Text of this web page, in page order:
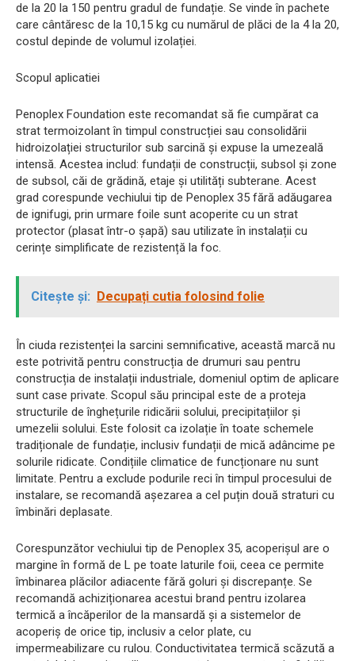
de la 20 la 150 pentru gradul de fundație. Se vinde în pachete
care cântăresc de la 10,15 kg cu numărul de plăci de la 4 la 20,
costul depinde de volumul izolației.
Scopul aplicatiei
Penoplex Foundation este recomandat să fie cumpărat ca
strat termoizolant în timpul construcției sau consolidării
hidroizolației structurilor sub sarcină și expuse la umezeală
intensă. Acestea includ: fundații de construcții, subsol și zone
de subsol, căi de grădină, etaje și utilități subterane. Acest
grad corespunde vechiului tip de Penoplex 35 fără adăugarea
de ignifugi, prin urmare foile sunt acoperite cu un strat
protector (plasat într-o șapă) sau utilizate în instalații cu
cerințe simplificate de rezistență la foc.
Citește și: Decupați cutia folosind folie
În ciuda rezistenței la sarcini semnificative, această marcă nu
este potrivită pentru construcția de drumuri sau pentru
construcția de instalații industriale, domeniul optim de aplicare
sunt case private. Scopul său principal este de a proteja
structurile de înghețurile ridicării solului, precipitațiilor și
umezelii solului. Este folosit ca izolație în toate schemele
tradiționale de fundație, inclusiv fundații de mică adâncime pe
solurile ridicate. Condițiile climatice de funcționare nu sunt
limitate. Pentru a exclude podurile reci în timpul procesului de
instalare, se recomandă așezarea a cel puțin două straturi cu
îmbinări deplasate.
Corespunzător vechiului tip de Penoplex 35, acoperișul are o
margine în formă de L pe toate laturile foii, ceea ce permite
îmbinarea plăcilor adiacente fără goluri și discrepanțe. Se
recomandă achiziționarea acestui brand pentru izolarea
termică a încăperilor de la mansardă și a sistemelor de
acoperiș de orice tip, inclusiv a celor plate, cu
impermeabilizare cu rulou. Conductivitatea termică scăzută a